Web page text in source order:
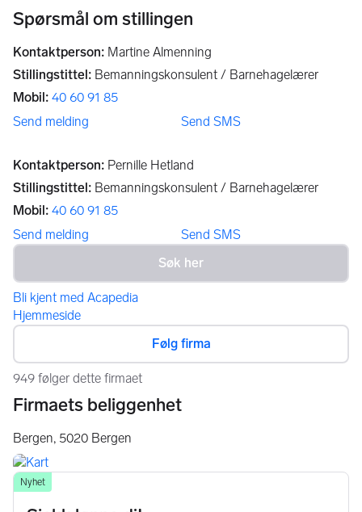
Spørsmål om stillingen
Kontaktperson: Martine Almenning
Stillingstittel: Bemanningskonsulent / Barnehagelærer
Mobil: 40 60 91 85
Send melding
Send SMS
Kontaktperson: Pernille Hetland
Stillingstittel: Bemanningskonsulent / Barnehagelærer
Mobil: 40 60 91 85
Send melding
Send SMS
Bli kjent med Acapedia
Hjemmeside
Følg firma
949 følger dette firmaet
Firmaets beliggenhet
Bergen, 5020 Bergen